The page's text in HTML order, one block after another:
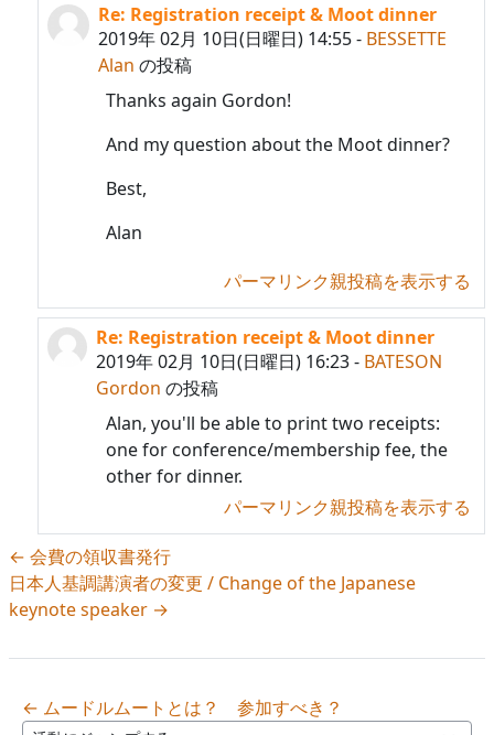
BATESON Gordon への返信
Re: Registration receipt & Moot dinner
2019年 02月 10日(日曜日) 14:55- BESSETTE
Alan の投稿
Thanks again Gordon!
And my question about the Moot dinner?
Best,
Alan
パーマリンク親投稿を表示する
BATESON Gordon への返信
Re: Registration receipt & Moot dinner
2019年 02月 10日(日曜日) 16:23- BATESON
Gordon の投稿
Alan, you'll be able to print two receipts:
one for conference/membership fee, the
other for dinner.
パーマリンク親投稿を表示する
← 会費の領収書発行
日本人基調講演者の変更 / Change of the Japanese
keynote speaker →
← ムードルムートとは？ 参加すべき？